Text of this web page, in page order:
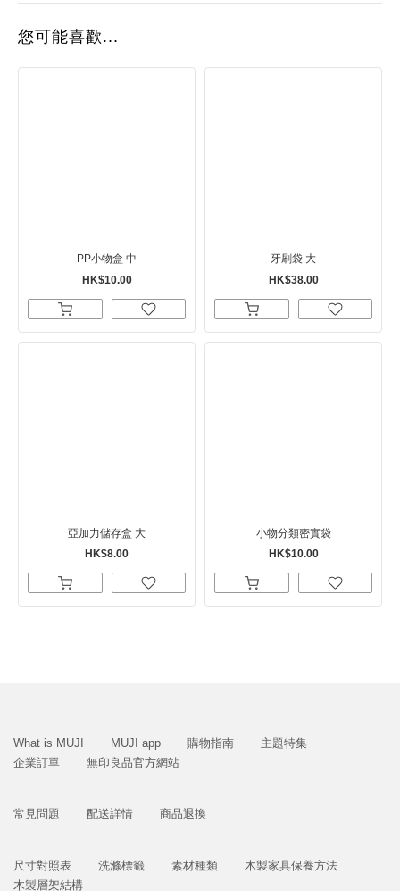
您可能喜歡...
PP小物盒 中
HK$10.00
牙刷袋 大
HK$38.00
亞加力儲存盒 大
HK$8.00
小物分類密實袋
HK$10.00
What is MUJI MUJI app 購物指南
主題特集
企業訂單
無印良品官方網站
常見問題 配送詳情 商品退換
尺寸對照表 洗滌標籤 素材種類
木製家具保養方法
木製層架結構